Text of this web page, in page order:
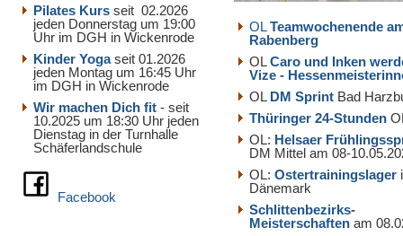
Pilates Kurs seit 02.2026
jeden Donnerstag um 19:00
Uhr im DGH in Wickenrode
Kinder Yogaseit 01.2026
jeden Montag um 16:45 Uhr
im DGH in Wickenrode
Wir machen Dich fit - seit
10.2025 um 18:30 Uhr jeden
Dienstag in der Turnhalle
Schäferlandschule
Facebook
OLTeamwochenende
Rabenberg
OLCaro und Inken
Vize -
OL DM Sprint Bad
Thüringer 24-Stunden
OL: Helsaer
DM Mittel am 08-
OL: Ostertrainingslager
Dänemark
Schlittenbezirks-
Meisterschaften am